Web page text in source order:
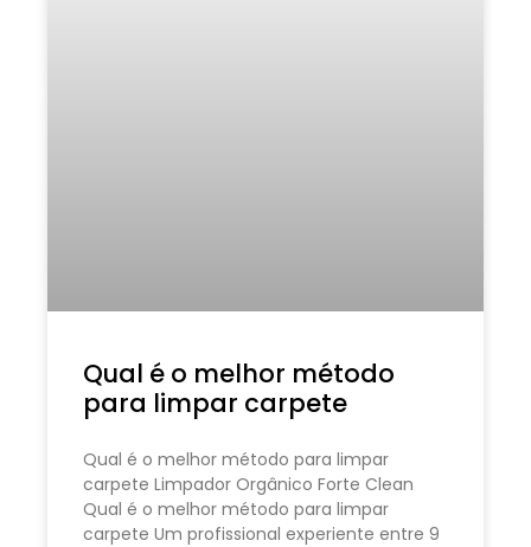
Qual é o melhor método
para limpar carpete
Qual é o melhor método para limpar
carpete Limpador Orgânico Forte Clean
Qual é o melhor método para limpar
carpete Um profissional experiente entre 9